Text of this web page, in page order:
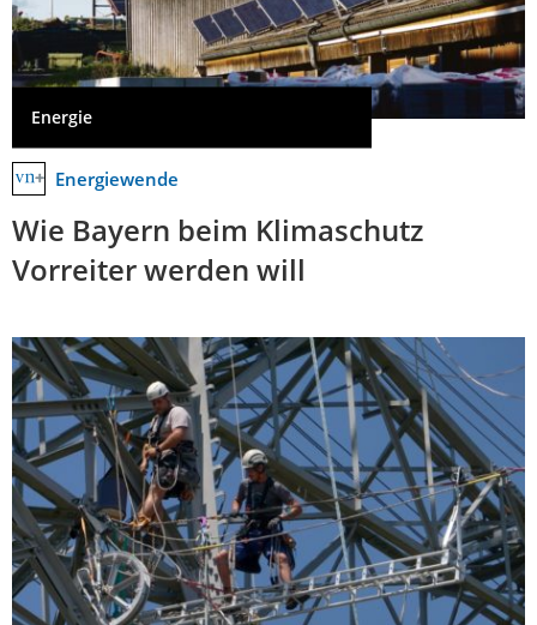
Energie
Energiewende
Wie Bayern beim Klimaschutz
Vorreiter werden will